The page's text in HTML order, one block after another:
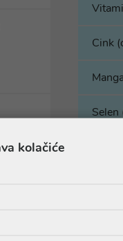
Cink
hidroklorid
b-2Cool® nativni
kolačiće